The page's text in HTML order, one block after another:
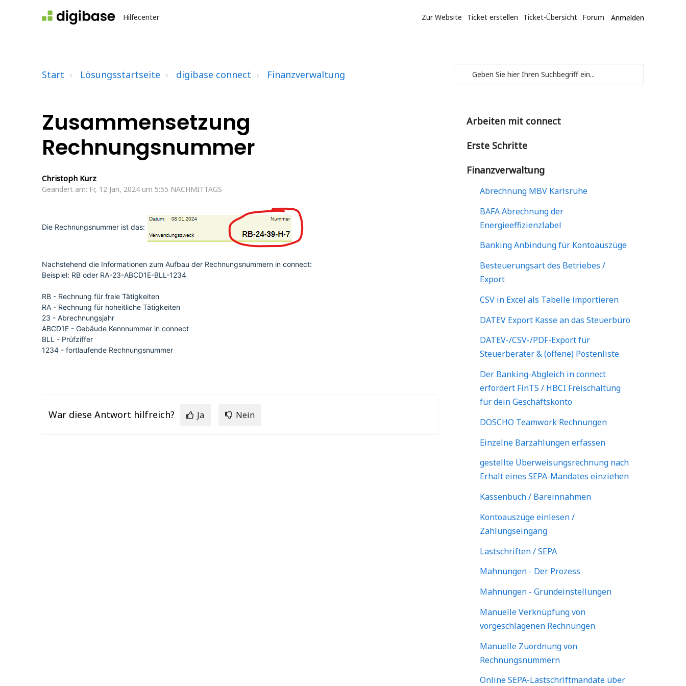
Hilfecenter Zur Website Ticket erstellen Ticket-Übersicht Forum Anmelden
Start Lösungsstartseite digibase connect Finanzverwaltung
Zusammensetzung
Rechnungsnummer
Christoph Kurz
Geändert am: Fr, 12 Jan, 2024 um 5:55 NACHMITTAGS
Die Rechnungsnummer ist das:
Nachstehend die Informationen zum Aufbau der Rechnungsnummern in connect:
Beispiel: RB oder RA-23-ABCD1E-BLL-1234
RB - Rechnung für freie Tätigkeiten
RA - Rechnung für hoheitliche Tätigkeiten
23 - Abrechnungsjahr
ABCD1E - Gebäude Kennnummer in connect
BLL - Prüfziffer
1234 - fortlaufende Rechnungsnummer
War diese Antwort hilfreich? Ja Nein
Arbeiten mit connect
Erste Schritte
Finanzverwaltung
Abrechnung MBV Karlsruhe
BAFA Abrechnung der
Energieeffizienzlabel
Banking Anbindung für Kontoauszüge
Besteuerungsart des Betriebes /
Export
CSV in Excel als Tabelle importieren
DATEV Export Kasse an das Steuerbüro
DATEV-/CSV-/PDF-Export für
Steuerberater & (offene) Postenliste
Der Banking-Abgleich in connect
erfordert FinTS / HBCI Freischaltung
für dein Geschäftskonto
DOSCHO Teamwork Rechnungen
Einzelne Barzahlungen erfassen
gestellte Überweisungsrechnung nach
Erhalt eines SEPA-Mandates einziehen
Kassenbuch / Bareinnahmen
Kontoauszüge einlesen /
Zahlungseingang
Lastschriften / SEPA
Mahnungen - Der Prozess
Mahnungen - Grundeinstellungen
Manuelle Verknüpfung von
vorgeschlagenen Rechnungen
Manuelle Zuordnung von
Rechnungsnummern
Online SEPA-Lastschriftmandate über